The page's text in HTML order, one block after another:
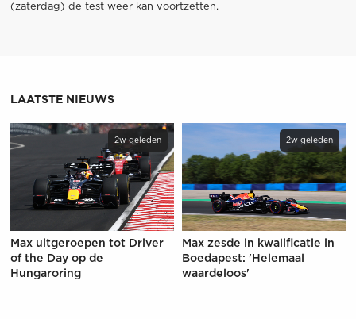
(zaterdag) de test weer kan voortzetten.
LAATSTE NIEUWS
2w geleden
Max uitgeroepen tot Driver
of the Day op de
Hungaroring
2w geleden
Max zesde in kwalificatie in
Boedapest: 'Helemaal
waardeloos'